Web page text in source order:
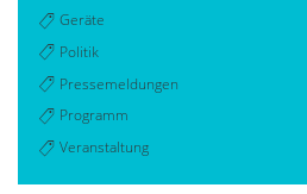
Geräte
Politik
Pressemeldungen
Programm
Veranstaltung